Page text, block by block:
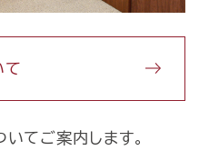
て
てご案内します。